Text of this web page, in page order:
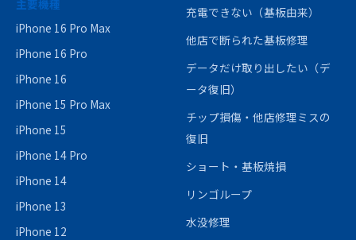
主要機種
iPhone 16 Pro Max
iPhone 16 Pro
iPhone 16
iPhone 15 Pro Max
iPhone 15
iPhone 14 Pro
iPhone 14
iPhone 13
iPhone 12
充電できない（基板由来）
他店で断られた基板修理
データだけ取り出したい（デ
ータ復旧）
チップ損傷・他店修理ミスの
復旧
ショート・基板焼損
リンゴループ
水没修理